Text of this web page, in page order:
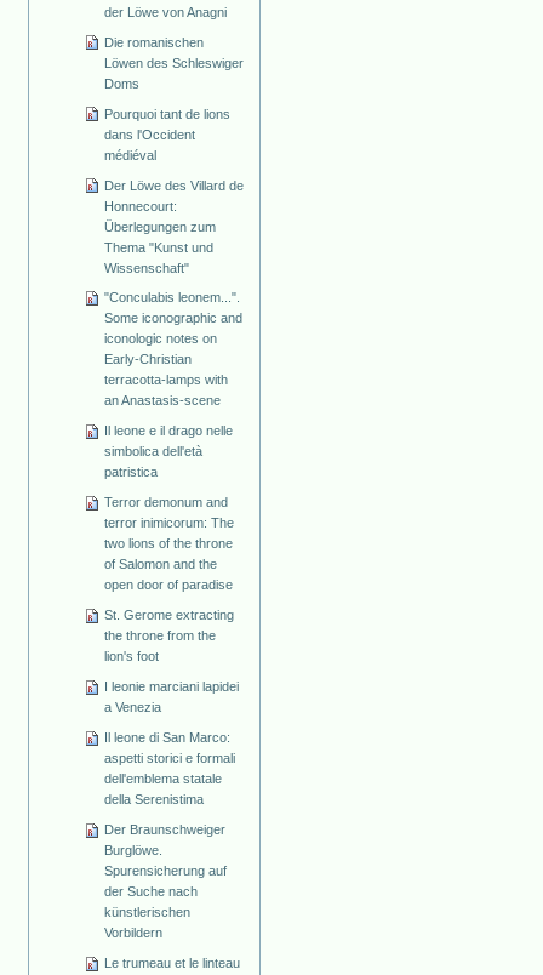
der Löwe von Anagni
Die romanischen
Löwen des Schleswiger
Doms
Pourquoi tant de lions
dans l'Occident
médiéval
Der Löwe des Villard de
Honnecourt:
Überlegungen zum
Thema "Kunst und
Wissenschaft"
"Conculabis leonem...".
Some iconographic and
iconologic notes on
Early-Christian
terracotta-lamps with
an Anastasis-scene
Il leone e il drago nelle
simbolica dell'età
patristica
Terror demonum and
terror inimicorum: The
two lions of the throne
of Salomon and the
open door of paradise
St. Gerome extracting
the throne from the
lion's foot
I leonie marciani lapidei
a Venezia
Il leone di San Marco:
aspetti storici e formali
dell'emblema statale
della Serenistima
Der Braunschweiger
Burglöwe.
Spurensicherung auf
der Suche nach
künstlerischen
Vorbildern
Le trumeau et le linteau